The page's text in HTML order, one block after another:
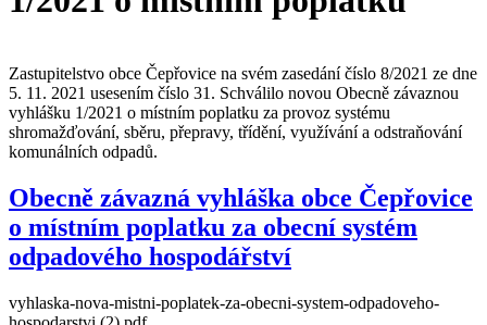
Zastupitelstvo obce Čepřovice na svém zasedání číslo 8/2021 ze dne
5. 11. 2021 usesením číslo 31. Schválilo novou Obecně závaznou
vyhlášku 1/2021 o místním poplatku za provoz systému
shromažďování, sběru, přepravy, třídění, využívání a odstraňování
komunálních odpadů.
Obecně závazná vyhláška obce Čepřovice
o místním poplatku za obecní systém
odpadového hospodářství
vyhlaska-nova-mistni-poplatek-za-obecni-system-odpadoveho-